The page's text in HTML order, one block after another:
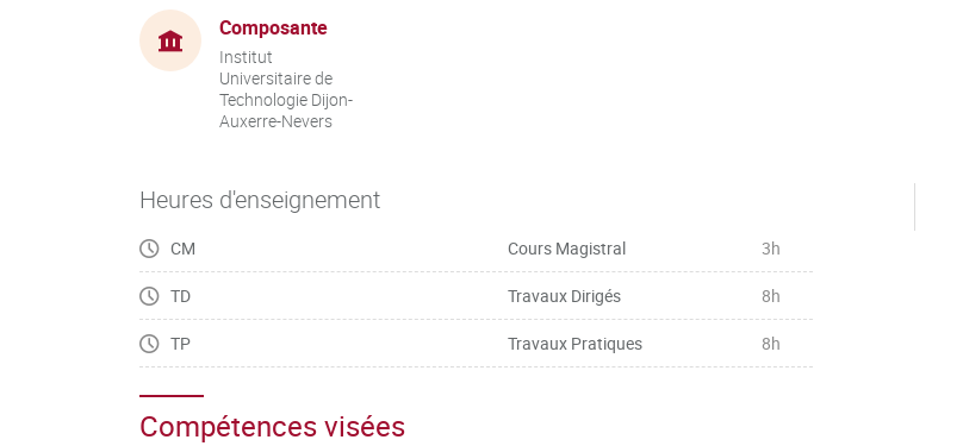
Composante
Institut
Universitaire de
Technologie Dijon-
Auxerre-Nevers
Heures d'enseignement
CM Cours Magistral 3h
TD Travaux Dirigés 8h
TP Travaux Pratiques 8h
Compétences visées